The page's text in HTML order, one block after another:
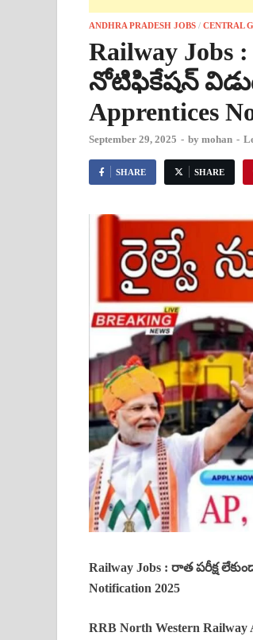
ANDHRA PRADESH JOBS / CENTRAL
Railway
నోటిఫికేషన్
Apprentices
September 29, 2025 - by mohan -
SHARE SHARE
Railway Jobs : రాత పరీక్ష
Notification 2025
RRB North Western Railway